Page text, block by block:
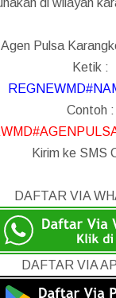
Pulsa
Ketik :
Contoh :
Kirim ke SMS
DAFTAR VIA
DAFTAR VIA